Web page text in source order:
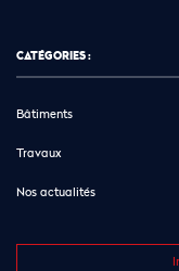
CATÉGORIES :
Bâtiments
Travaux
Nos actualités